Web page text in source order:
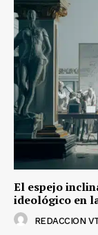
El espejo
ideológico en
REDACCION